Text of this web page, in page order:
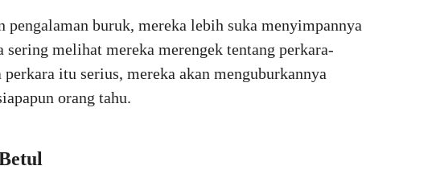
pengalaman buruk, mereka lebih suka menyimpannya
melihat mereka merengek tentang perkara-
itu serius, mereka akan menguburkannya
orang tahu.